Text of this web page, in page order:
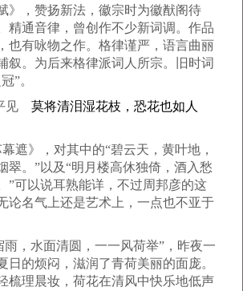
》，赞扬新法，徽宗时为徽猷阁待
精通音律，曾创作不少新词调。作品
也有咏物之作。格律谨严，语言曲丽
叙。为后来格律派词人所宗。旧时词
”。
见 莫将清泪湿花枝，恐花也如人
遮》，对其中的“碧云天，黄叶地，
翠。”以及“明月楼高休独倚，酒入愁
”可以说耳熟能详，不过周邦彦的这
论名气上还是艺术上，一点也不亚于
，水面清圆，一一风荷举”，昨夜一
日的烦闷，滋润了青荷美丽的面庞。
梳理晨妆，荷花在清风中快乐地低声